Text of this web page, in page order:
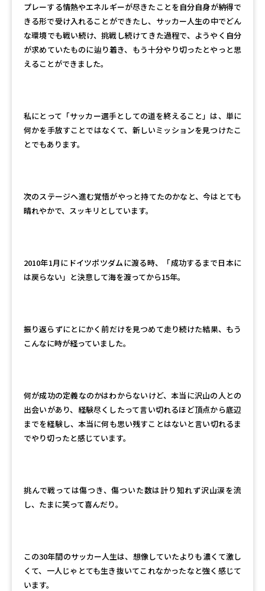
プレーする情熱やエネルギーが尽きたことを自分自身が納得で
きる形で受け入れることができたし、サッカー人生の中でどん
な環境でも戦い続け、挑戦し続けてきた過程で、ようやく自分
が求めていたものに辿り着き、もう十分やり切ったとやっと思
えることができました。
私にとって「サッカー選手としての道を終えること」は、単に
何かを手放すことではなくて、新しいミッションを見つけたこ
とでもあります。
次のステージへ進む覚悟がやっと持てたのかなと、今はとても
晴れやかで、スッキリとしています。
2010年1月にドイツポツダムに渡る時、「成功するまで日本に
は戻らない」と決意して海を渡ってから15年。
振り返らずにとにかく前だけを見つめて走り続けた結果、もう
こんなに時が経っていました。
何が成功の定義なのかはわからないけど、本当に沢山の人との
出会いがあり、経験尽くしたって言い切れるほど頂点から底辺
までを経験し、本当に何も思い残すことはないと言い切れるま
でやり切ったと感じています。
挑んで戦っては傷つき、傷ついた数は計り知れず沢山涙を流
し、たまに笑って喜んだり。
この30年間のサッカー人生は、想像していたよりも濃くて激し
くて、一人じゃとても生き抜いてこれなかったなと強く感じて
います。